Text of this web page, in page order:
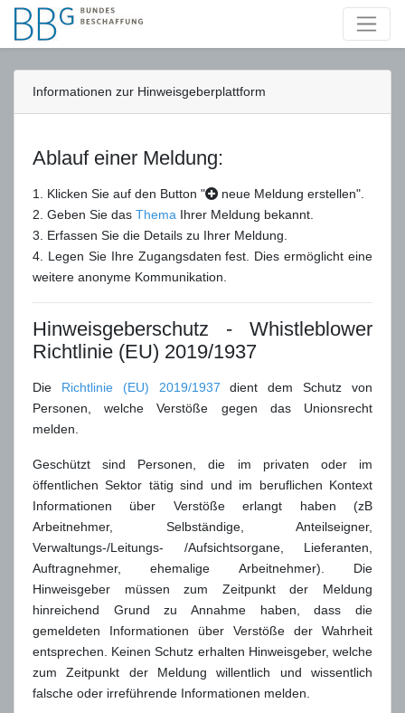
Informationen zur Hinweisgeberplattform
Ablauf einer Meldung:
1. Klicken Sie auf den Button "
neue Meldung erstellen".
2. Geben Sie das Thema Ihrer Meldung bekannt.
3. Erfassen Sie die Details zu Ihrer Meldung.
4. Legen Sie Ihre Zugangsdaten fest. Dies ermöglicht eine
weitere anonyme Kommunikation.
Hinweisgeberschutz - Whistleblower
Richtlinie (EU) 2019/1937
Die Richtlinie (EU) 2019/1937dient dem Schutz von
Personen, welche Verstöße gegen das Unionsrecht
melden.
Geschützt sind Personen, die im privaten oder im
öffentlichen Sektor tätig sind und im beruflichen Kontext
Informationen über Verstöße erlangt haben (zB
Arbeitnehmer, Selbständige, Anteilseigner,
Verwaltungs-/Leitungs- /Aufsichtsorgane, Lieferanten,
Auftragnehmer, ehemalige Arbeitnehmer). Die
Hinweisgeber müssen zum Zeitpunkt der Meldung
hinreichend Grund zu Annahme haben, dass die
gemeldeten Informationen über Verstöße der Wahrheit
entsprechen. Keinen Schutz erhalten Hinweisgeber, welche
zum Zeitpunkt der Meldung willentlich und wissentlich
falsche oder irreführende Informationen melden.